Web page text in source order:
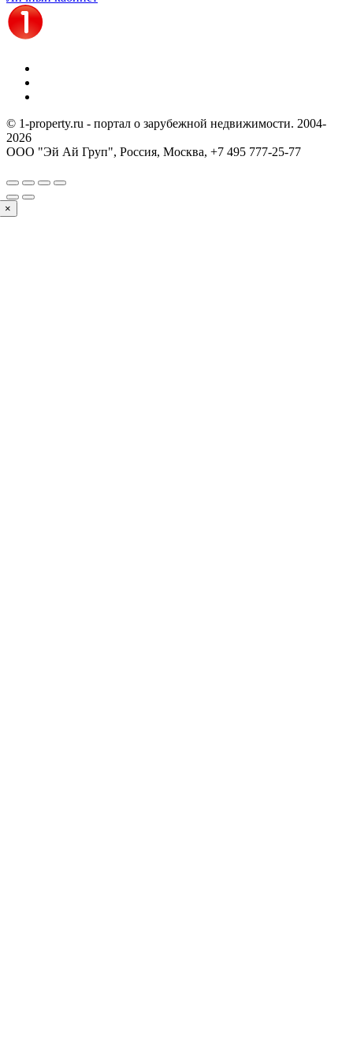
© 1-property.ru - портал о зарубежной недвижимости. 2004-
2026
ООО "Эй Ай Груп", Россия, Москва, +7 495 777-25-77
×